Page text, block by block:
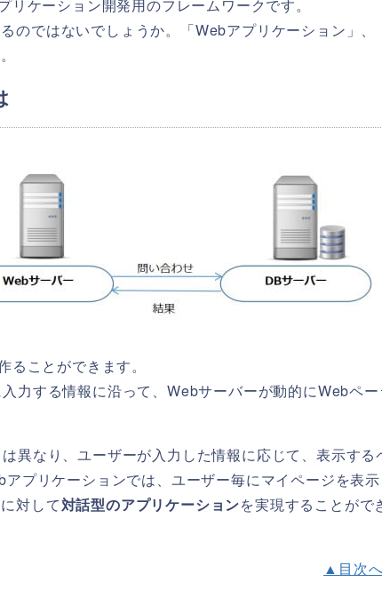
ケーション開発用のフレームワークです。
のではないでしょうか。「Webアプリケーション」、
ことができます。
力する情報に沿って、Webサーバーが動的にWebペー
異なり、ユーザーが入力した情報に応じて、表示する
プリケーションでは、ユーザー毎にマイページを表示
対して対話型のアプリケーションを実現することがで
▲目次